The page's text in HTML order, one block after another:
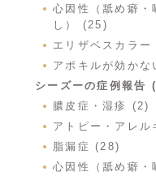
心因性（舐め癖・
し） (25)
エリザベスカラ
アポキルが効か
シーズーの症例報告
膿皮症・湿疹 (2)
アトピー・アレ
脂漏症 (28)
心因性（舐め癖・